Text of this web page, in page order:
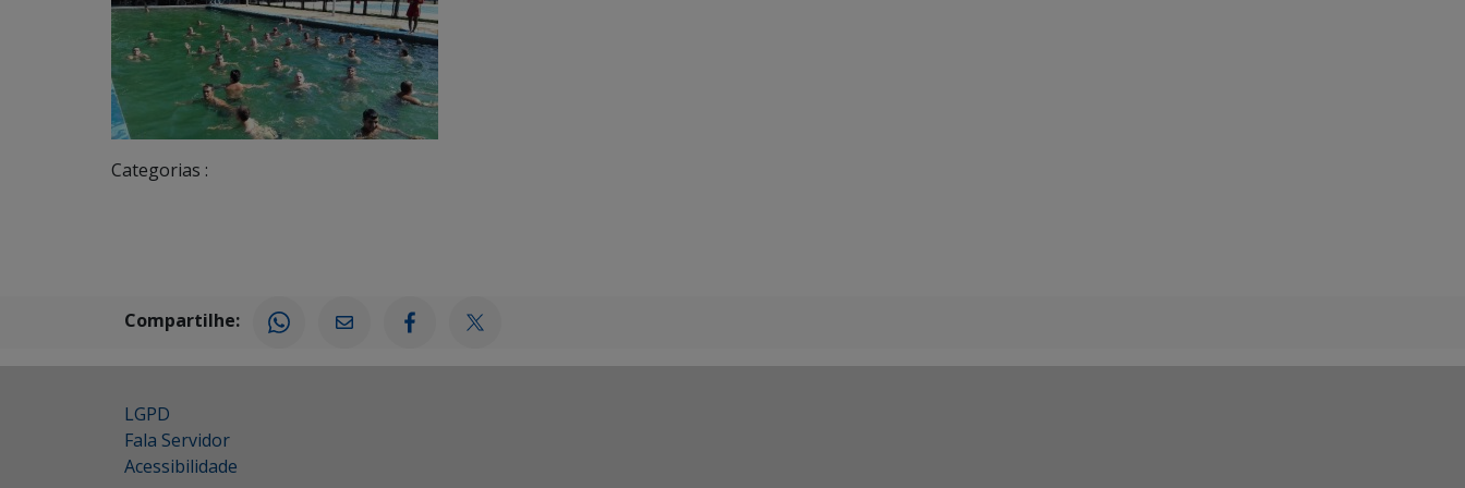
Categorias :
Compartilhe:
LGPD
Fala Servidor
Acessibilidade